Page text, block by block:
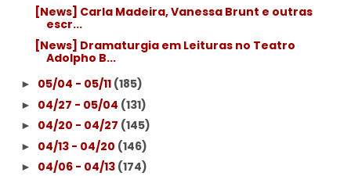
[News] Carla Madeira, Vanessa Brunt e outras
escr...
[News] Dramaturgia em Leituras no Teatro
Adolpho B...
► 05/04 - 05/11 (185)
► 04/27 - 05/04 (131)
► 04/20 - 04/27 (145)
► 04/13 - 04/20 (146)
► 04/06 - 04/13 (174)